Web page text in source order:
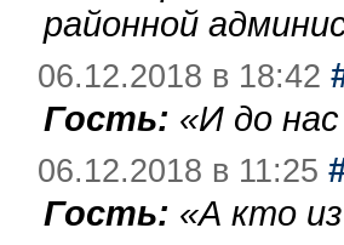
районной
06.12.2018 в 18:42
Гость: «И до
06.12.2018 в 11:25
Гость: «А кто